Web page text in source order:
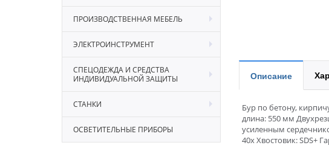
ПРОИЗВОДСТВЕННАЯ МЕБЕЛЬ
ЭЛЕКТРОИНСТРУМЕНТ
СПЕЦОДЕЖДА И СРЕДСТВА
ИНДИВИДУАЛЬНОЙ ЗАЩИТЫ
СТАНКИ
ОСВЕТИТЕЛЬНЫЕ ПРИБОРЫ
Описание
Бур по бетону,
длина: 550 мм
усиленным
40х Хвостовик: SDS+